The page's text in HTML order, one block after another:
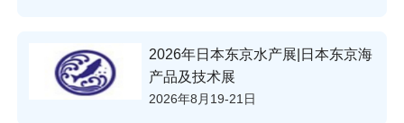
2026年日本东京水产展|日本东京海
产品及技术展
2026年8月19-21日